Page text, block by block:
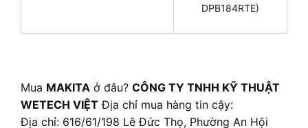
DPB184RTE)
Mua MAKITA ở đâu? CÔNG TY TNHH KỸ THUẬT
WETECH VIỆT Địa chỉ mua hàng tin cậy:
Địa chỉ: 616/61/198 Lê Đức Thọ, Phường An Hội